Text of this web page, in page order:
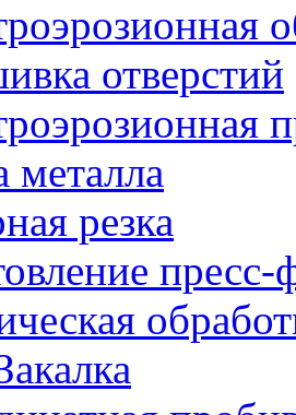
отверстий
металла
резка